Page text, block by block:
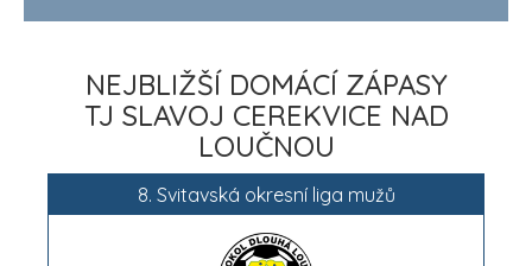
NEJBLIŽŠÍ DOMÁCÍ ZÁPASY
TJ SLAVOJ CEREKVICE NAD
LOUČNOU
8. Svitavská okresní liga mužů